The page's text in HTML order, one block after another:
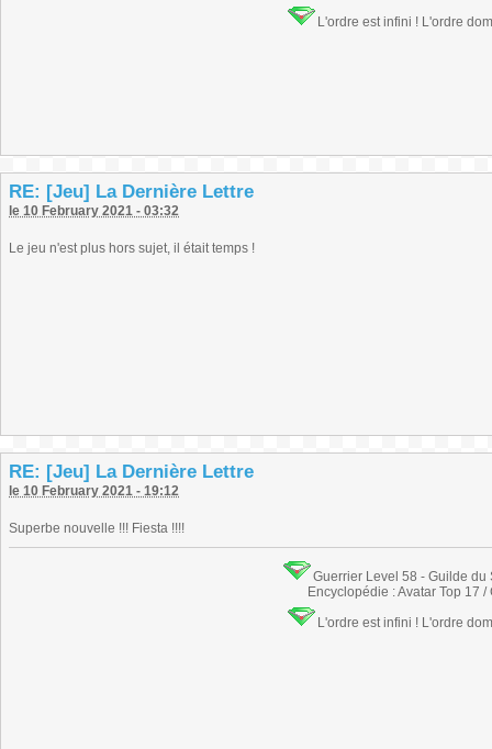
L'ordre est infini ! L'ordre
RE: [Jeu] La Dernière Lettre
le 10 February 2021 - 03:32
Le jeu n'est plus hors sujet, il était temps !
RE: [Jeu] La Dernière Lettre
le 10 February 2021 - 19:12
Superbe nouvelle !!! Fiesta !!!!
Guerrier Level 58 - Guilde
Encyclopédie : Avatar Top 17 /
L'ordre est infini ! L'ordre